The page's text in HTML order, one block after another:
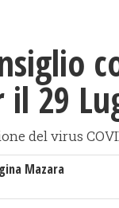
29
del virus
Mazara